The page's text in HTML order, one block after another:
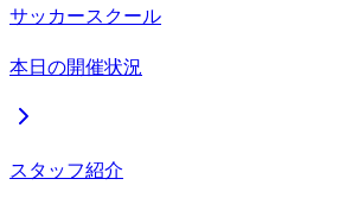
サッカースクール
本日の開催状況
スタッフ紹介